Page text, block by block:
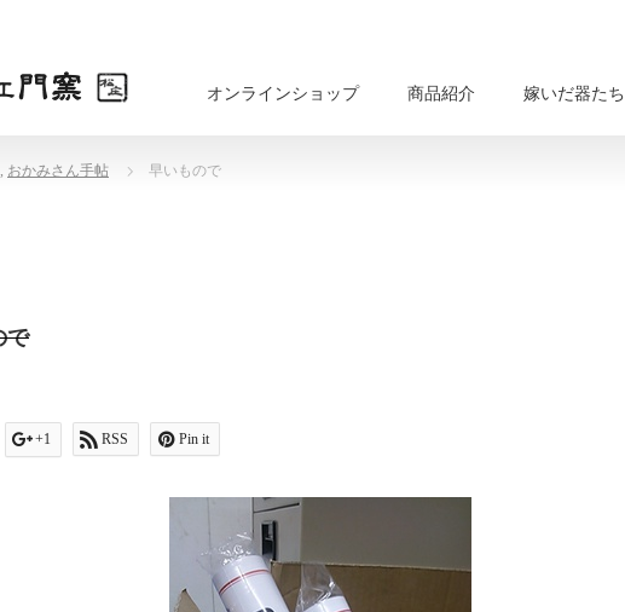
オンラインショップ 商品紹介 嫁いだ器たち
, おかみさん手帖 早いもので
で
+1 RSS Pin it